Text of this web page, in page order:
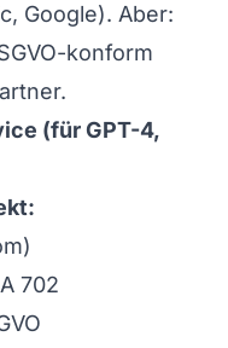
Google). Aber:
konform
(für GPT-4,
702